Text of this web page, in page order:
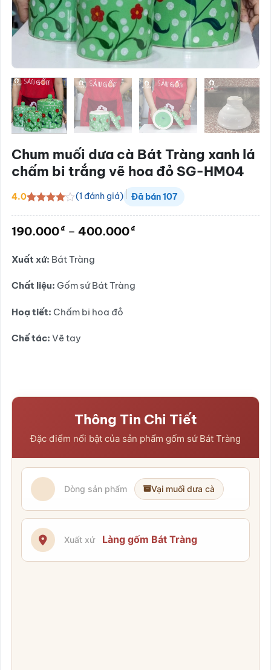
Chum muối dưa cà Bát Tràng xanh lá
chấm bi trắng vẽ hoa đỏ SG-HM04
4.0
trênđánh
(1 đánh giá) Đã bán107
190.000₫ – 400.000₫Khoảng
400.000₫
Xuất xứ: Bát Tràng
Chất liệu: Gốm sứ Bát Tràng
Hoạ tiết: Chấm bi hoa đỏ
Chế tác: Vẽ tay
Thông Tin Chi Tiết
Đặc điểm nổi bật của sản phẩm gốm sứ Bát Tràng
Dòng sản phẩm Vại muối dưa cà
Xuất xứ Làng gốm Bát Tràng